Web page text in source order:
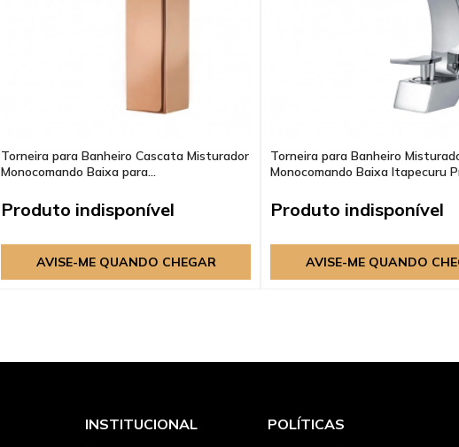
Torneira para Banheiro Cascata Misturador
Monocomando Baixa para...
Produto indisponível
AVISE-ME QUANDO CHEGAR
Torneira para Banheiro
Monocomando Baixa Itapecuru
Produto indisponível
AVISE-ME QUANDO
INSTITUCIONAL POLÍTICAS